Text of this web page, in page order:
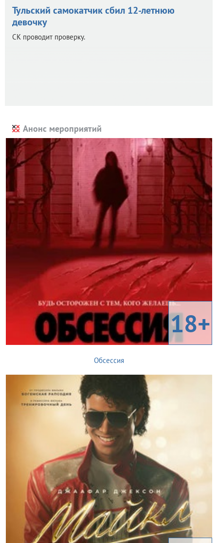
Тульский самокатчик сбил 12-летнюю
девочку
СК проводит проверку.
Анонс мероприятий
18+
Обсессия